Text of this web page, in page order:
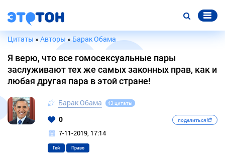
Цитаты » Авторы »Барак Обама
Я верю, что все гомосексуальные пары
заслуживают тех же самых законных прав, как и
любая другая пара в этой стране!
Барак Обама 43 цитаты
0 поделиться
7-11-2019, 17:14
Гей Право